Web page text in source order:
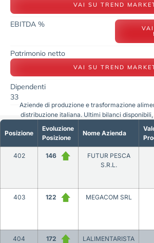
VAI SU TREND
EBITDA %
Patrimonio netto
VAI SU TREND
Dipendenti
33
Posizione
Evoluzione
Posizione
Nome Azienda
402 146
FUTUR PESCA
S.R.L.
403 122 MEGACOM SRL
404 172
LALIMENTARISTA
Aziende di produzione e trasformazione
distribuzione italiana. Ultimi bilanci